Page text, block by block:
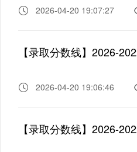
2026-04-20 19:07:27
【录取分数线】2026-
2026-04-20 19:06:46
【录取分数线】2026-